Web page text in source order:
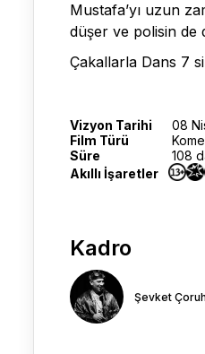
Mustafa’yı uzun
düşer ve polisin de
Çakallarla Dans 7
Vizyon Tarihi
08
Film Türü
Süre
108
Akıllı İşaretler
Kadro
Şevket Çoruh